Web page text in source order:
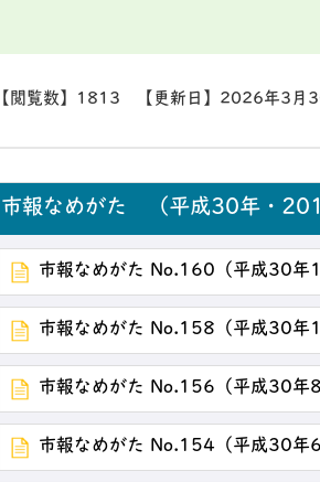
【閲覧数】 1813 【更新日】 2026年3月
市報なめがた （平成30年・
市報なめがた No.160（平成30年
市報なめがた No.158（平成30年
市報なめがた No.156（平成30年8
市報なめがた No.154（平成30年6